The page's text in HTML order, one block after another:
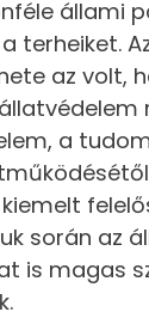
állami
terheiket.
az volt,
a
során az
is magas